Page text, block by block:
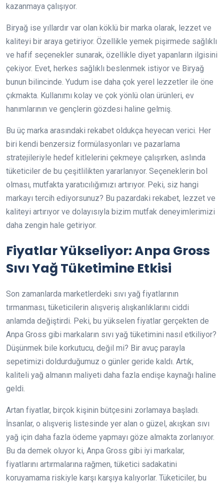
kazanmaya çalışıyor.
Biryağ ise yıllardır var olan köklü bir marka olarak, lezzet ve
kaliteyi bir araya getiriyor. Özellikle yemek pişirmede sağlıklı
ve hafif seçenekler sunarak, özellikle diyet yapanların ilgisini
çekiyor. Evet, herkes sağlıklı beslenmek istiyor ve Biryağ
bunun bilincinde. Yudum ise daha çok yerel lezzetler ile öne
çıkmakta. Kullanımı kolay ve çok yönlü olan ürünleri, ev
hanımlarının ve gençlerin gözdesi haline gelmiş.
Bu üç marka arasındaki rekabet oldukça heyecan verici. Her
biri kendi benzersiz formülasyonları ve pazarlama
stratejileriyle hedef kitlelerini çekmeye çalışırken, aslında
tüketiciler de bu çeşitlilikten yararlanıyor. Seçeneklerin bol
olması, mutfakta yaratıcılığımızı artırıyor. Peki, siz hangi
markayı tercih ediyorsunuz? Bu pazardaki rekabet, lezzet ve
kaliteyi artırıyor ve dolayısıyla bizim mutfak deneyimlerimizi
daha zengin hale getiriyor.
Fiyatlar Yükseliyor: Anpa Gross
Sıvı Yağ Tüketimine Etkisi
Son zamanlarda marketlerdeki sıvı yağ fiyatlarının
tırmanması, tüketicilerin alışveriş alışkanlıklarını ciddi
anlamda değiştirdi. Peki, bu yükselen fiyatlar gerçekten de
Anpa Gross gibi markaların sıvı yağ tüketimini nasıl etkiliyor?
Düşünmek bile korkutucu, değil mi? Bir avuç parayla
sepetimizi doldurduğumuz o günler geride kaldı. Artık,
kaliteli yağ almanın maliyeti daha fazla endişe kaynağı haline
geldi.
Artan fiyatlar, birçok kişinin bütçesini zorlamaya başladı.
İnsanlar, o alışveriş listesinde yer alan o güzel, akışkan sıvı
yağ için daha fazla ödeme yapmayı göze almakta zorlanıyor.
Bu da demek oluyor ki, Anpa Gross gibi iyi markalar,
fiyatlarını artırmalarına rağmen, tüketici sadakatini
koruyamama riskiyle karşı karşıya kalıyorlar. Tüketiciler, bu